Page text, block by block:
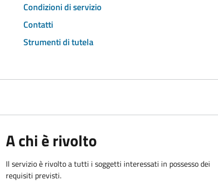
Condizioni di servizio
Contatti
Strumenti di tutela
A chi è rivolto
Il servizio è rivolto a tutti i soggetti interessati in possesso dei
requisiti previsti.